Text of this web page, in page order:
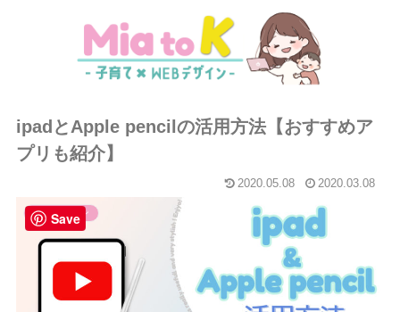
ipadとApple pencilの活用方法【おすすめア
プリも紹介】
2020.05.08 2020.03.08
WEBデザイン
Save